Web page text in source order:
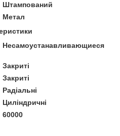
Штампований
Метал
Несамоустанавливающиеся
Закриті
Закриті
Радіальні
Циліндричні
60000